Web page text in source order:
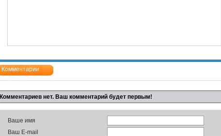
Комментарии
Комментариев нет. Ваш комментарий будет первым!
Ваше имя
Ваш E-mail